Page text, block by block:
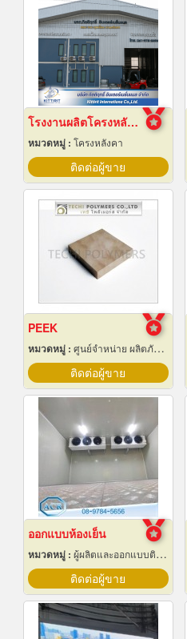
โรงงานผลิตโครงหลังคาสำเร็จรูป
หมวดหมู่ : โครงหลังคา
ติดต่อผู้ขาย
PEEK
หมวดหมู่ : ศูนย์จำหน่าย ผลิตภัณฑ์พลาสติกชนิดแท่ง ท่อ แผ่นและสาย
ติดต่อผู้ขาย
ออกแบบห้องเย็น
หมวดหมู่ : ผู้ผลิตและออกแบบติดตั้งห้องเย็น
ติดต่อผู้ขาย